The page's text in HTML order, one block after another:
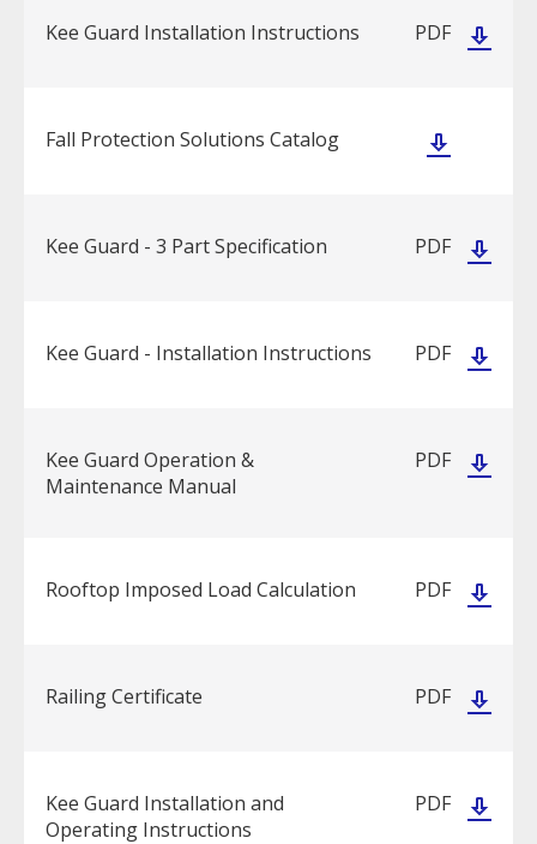
Kee Guard Installation Instructions PDF
Fall Protection Solutions Catalog
Kee Guard - 3 Part Specification PDF
Kee Guard - Installation Instructions PDF
Kee Guard Operation &
Maintenance Manual
PDF
Rooftop Imposed Load Calculation PDF
Railing Certificate PDF
Kee Guard Installation and
Operating Instructions
PDF